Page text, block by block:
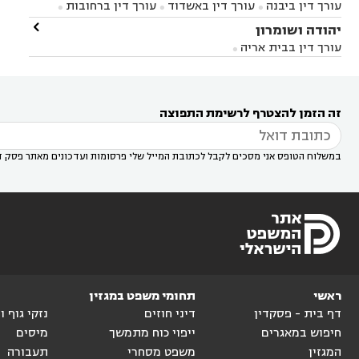
במודיעין
עורך דין בהרצליה עורך דין בחולון
עורך
דין בקרית אונו
אונו
עורך דין בבת ים
דין בשוהם 
עורך דין ביבנה  עורך דין באשדוד  עורך דין ברחובות 
עורך דין בראשון לציון עורך דין במודיעין
עורך דין
בבאר יעקב
עורך דין בגדרהיהודה ושומרון
עורך דין בבית אריה 

זה הזמן להצטרף לרשימת התפוצה
במשלוח הטופס אני מסכים לקבל לכתובת המייל שלי פרסומות ועדכונים מאתר פסק
ראשי
דף בית - פסקדין
חיפוש במאגרים
המגזין
תחומי משפט במגזין
דיני חוזים
ייפוי כוח מתמשך
משפט מסחרי
נזקי גוף
מיסים
תעבורה